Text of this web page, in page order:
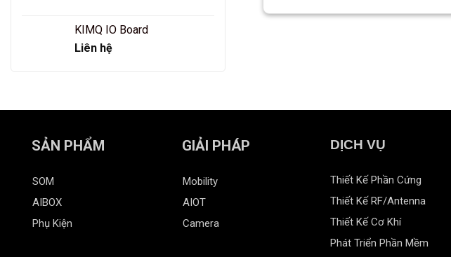
KIMQ IO Board
Liên hệ
SẢN PHẨM
SOM
AIBOX
Phụ Kiện
GIẢI PHÁP
Mobility
AIOT
Camera
DỊCH VỤ
Thiết Kế Phần Cứng
Thiết Kế RF/Antenna
Thiết Kế Cơ Khí
Phát Triển Phần Mềm